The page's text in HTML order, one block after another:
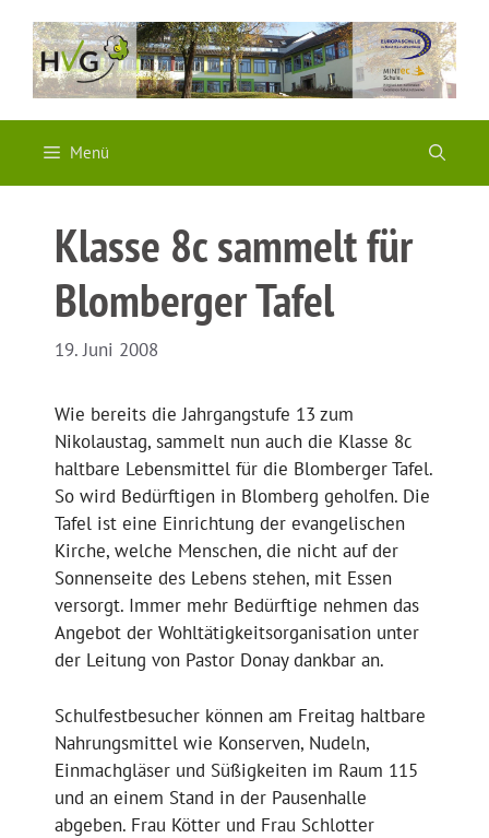
Inhalt
springen
Menü
Klasse 8c sammelt für
Blomberger Tafel
19. Juni 2008
Wie bereits die Jahrgangstufe 13 zum
Nikolaustag, sammelt nun auch die Klasse 8c
haltbare Lebensmittel für die Blomberger Tafel.
So wird Bedürftigen in Blomberg geholfen. Die
Tafel ist eine Einrichtung der evangelischen
Kirche, welche Menschen, die nicht auf der
Sonnenseite des Lebens stehen, mit Essen
versorgt. Immer mehr Bedürftige nehmen das
Angebot der Wohltätigkeitsorganisation unter
der Leitung von Pastor Donay dankbar an.
Schulfestbesucher können am Freitag haltbare
Nahrungsmittel wie Konserven, Nudeln,
Einmachgläser und Süßigkeiten im Raum 115
und an einem Stand in der Pausenhalle
abgeben. Frau Kötter und Frau Schlotter